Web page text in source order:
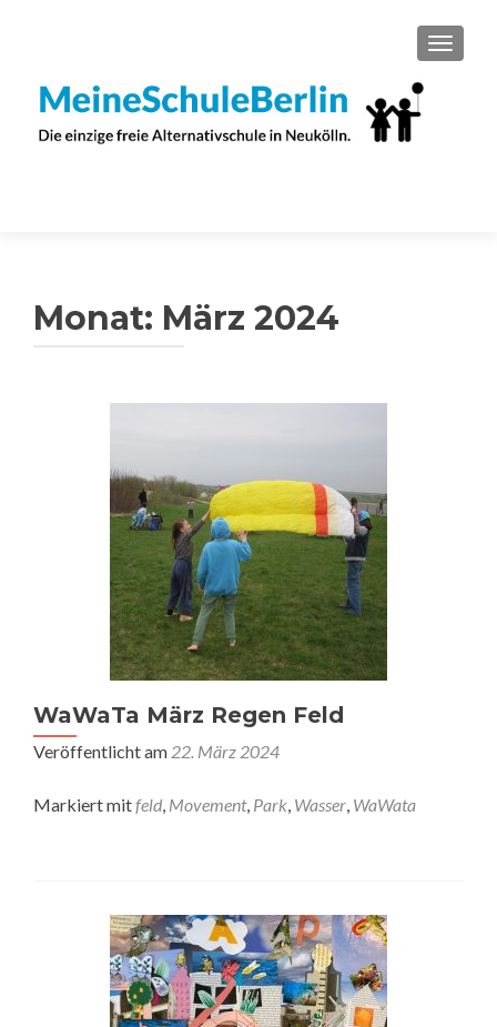
Monat: März 2024
WaWaTa März Regen Feld
Veröffentlicht am 22. März 2024
Markiert mitfeld, Movement, Park, Wasser, WaWata